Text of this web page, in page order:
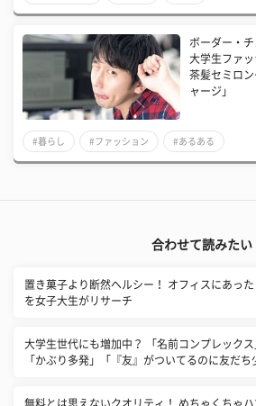
ボーダー・
大学生ファ
茶髪セミロ
ャージ」
#暮らし #ファッション #あるある
合わせて読みたい
置き菓子より断然ヘルシー！ オフィスにあった
を女子大生がリサーチ
大学生世代にも増加中？ 「名前コンプレック
「かぶり多発」「『友』がついてるのに友だち
無料とは思えないクオリティ！ めちゃくちゃ